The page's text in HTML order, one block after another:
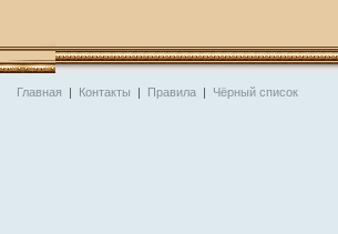
Главная | Контакты | Правила | Чёрный список